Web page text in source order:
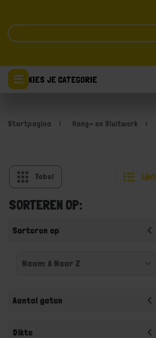
KIES JE CATEGORIE
Startpagina Hang- en Sluitwerk
Tabel Lijst
SORTEREN OP:
Sorteren op
Aantal gaten
Dikte